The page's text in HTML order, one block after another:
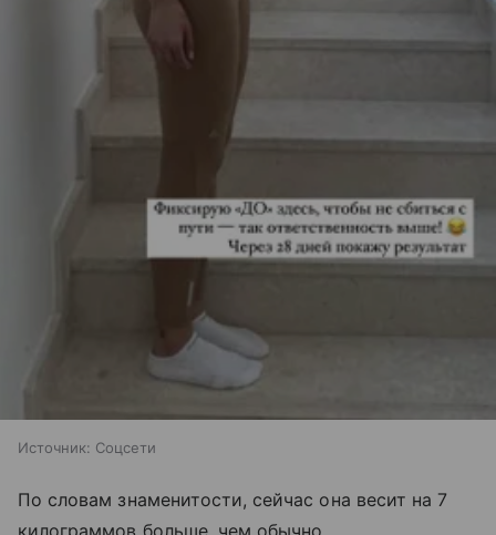
Источник: Соцсети
По словам знаменитости, сейчас она весит на 7